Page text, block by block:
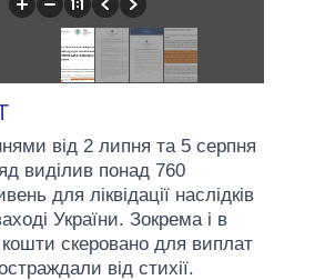
від 2 липня та 5 серпня
виділив понад 760
для ліквідації наслідків
України. Зокрема і в
скеровано для виплат
від стихії.